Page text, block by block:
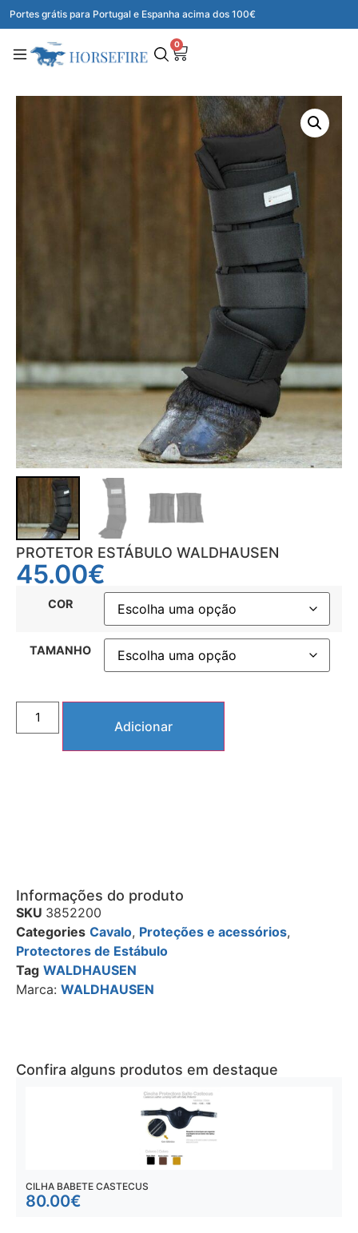
Portes grátis para Portugal e Espanha acima dos 100€
0
PROTETOR ESTÁBULO WALDHAUSEN
45.00€
COR
TAMANHO
Adicionar
Informações do produto
SKU 3852200
Categories Cavalo, Proteções e acessórios,
Protectores de Estábulo
Tag WALDHAUSEN
Marca: WALDHAUSEN
Confira alguns produtos em destaque
CILHA BABETE CASTECUS
80.00€